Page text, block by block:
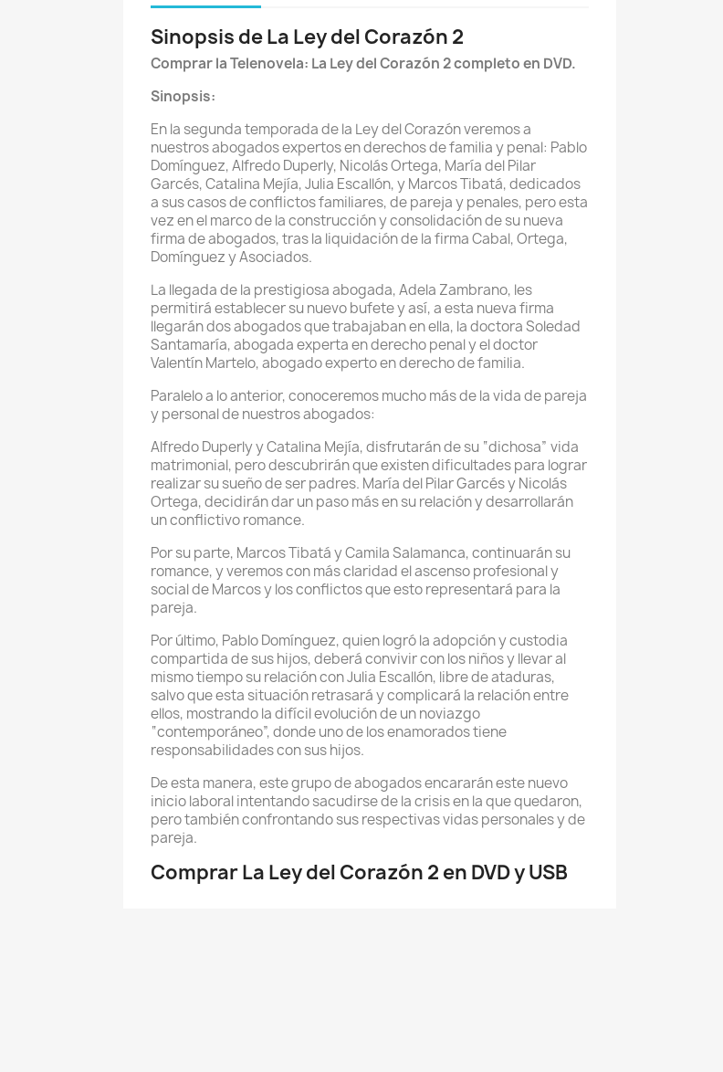
Sinopsis de La Ley del Corazón 2
Comprar la Telenovela: La Ley del Corazón 2 completo en DVD.
Sinopsis:
En la segunda temporada de la Ley del Corazón veremos a
nuestros abogados expertos en derechos de familia y penal: Pablo
Domínguez, Alfredo Duperly, Nicolás Ortega, María del Pilar
Garcés, Catalina Mejía, Julia Escallón, y Marcos Tibatá, dedicados
a sus casos de conflictos familiares, de pareja y penales, pero esta
vez en el marco de la construcción y consolidación de su nueva
firma de abogados, tras la liquidación de la firma Cabal, Ortega,
Domínguez y Asociados.
La llegada de la prestigiosa abogada, Adela Zambrano, les
permitirá establecer su nuevo bufete y así, a esta nueva firma
llegarán dos abogados que trabajaban en ella, la doctora Soledad
Santamaría, abogada experta en derecho penal y el doctor
Valentín Martelo, abogado experto en derecho de familia.
Paralelo a lo anterior, conoceremos mucho más de la vida de pareja
y personal de nuestros abogados:
Alfredo Duperly y Catalina Mejía, disfrutarán de su “dichosa” vida
matrimonial, pero descubrirán que existen dificultades para lograr
realizar su sueño de ser padres. María del Pilar Garcés y Nicolás
Ortega, decidirán dar un paso más en su relación y desarrollarán
un conflictivo romance.
Por su parte, Marcos Tibatá y Camila Salamanca, continuarán su
romance, y veremos con más claridad el ascenso profesional y
social de Marcos y los conflictos que esto representará para la
pareja.
Por último, Pablo Domínguez, quien logró la adopción y custodia
compartida de sus hijos, deberá convivir con los niños y llevar al
mismo tiempo su relación con Julia Escallón, libre de ataduras,
salvo que esta situación retrasará y complicará la relación entre
ellos, mostrando la difícil evolución de un noviazgo
“contemporáneo”, donde uno de los enamorados tiene
responsabilidades con sus hijos.
De esta manera, este grupo de abogados encararán este nuevo
inicio laboral intentando sacudirse de la crisis en la que quedaron,
pero también confrontando sus respectivas vidas personales y de
pareja.
Comprar La Ley del Corazón 2 en DVD y USB